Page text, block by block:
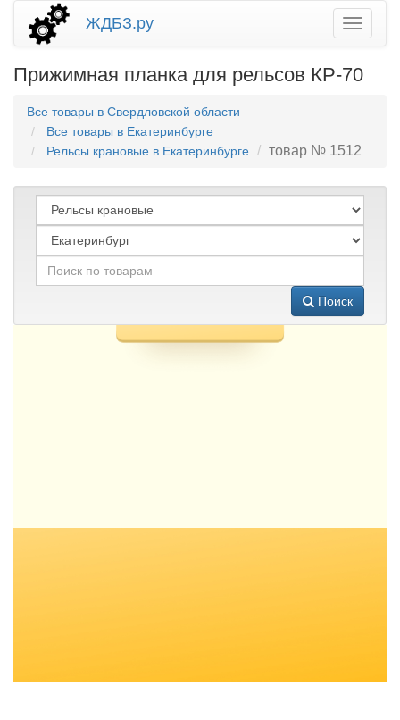
ЖДБЗ.ру
Прижимная планка для рельсов КР-70
Все товары в Свердловской области
Все товары в Екатеринбурге
Рельсы крановые в Екатеринбурге
товар № 1512
Поиск